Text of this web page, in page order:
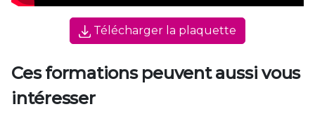
Télécharger la plaquette
Ces formations peuvent aussi vous
intéresser